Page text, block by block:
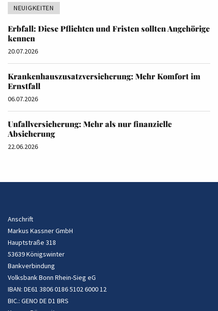
NEUIGKEITEN
Erbfall: Diese Pflichten und Fristen sollten Angehörige
kennen
20.07.2026
Krankenhauszusatzversicherung: Mehr Komfort im
Ernstfall
06.07.2026
Unfallversicherung: Mehr als nur finanzielle
Absicherung
22.06.2026
Anschrift
Markus Kassner GmbH
Hauptstraße 318
53639 Königswinter
Bankverbindung
Volksbank Bonn Rhein-Sieg eG
IBAN: DE61 3806 0186 5102 6000 12
BIC.: GENO DE D1 BRS